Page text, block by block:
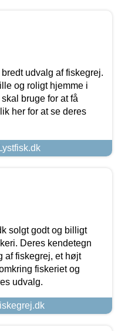
udvalg af fiskegrej.
og roligt hjemme i
bruge for at få
her for at se deres
solgt godt og billigt
Deres kendetegn
af fiskegrej, et højt
fiskeriet og
udvalg.